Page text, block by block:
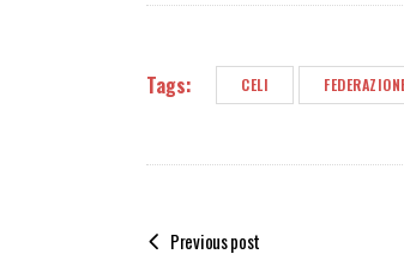
Tags: CELI
Previous post